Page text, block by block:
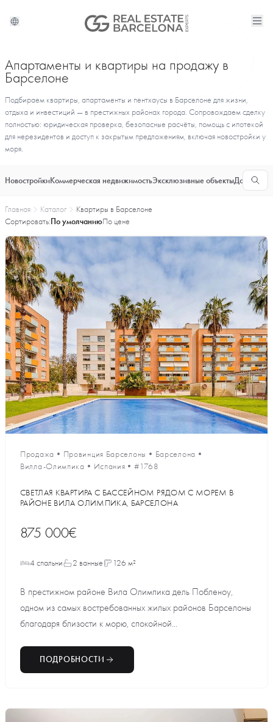
Апартаменты и квартиры на продажу в
Барселоне
Подбираем квартиры, апартаменты и пентхаусы в Барселоне для жизни,
отдыха и инвестиций — в престижных районах города. Сопровождаем сделку
полностью: юридическая проверка, безопасные расчёты, помощь с ипотекой
для нерезидентов и доступ к закрытым предложениям, включая новостройки у
моря.
НовостройкиКоммерческая недвижимостьЭксклюзивные объекты
Главная Каталог
Квартиры в Барселоне
Сортировать:По умолчаниюПо цене
Продажа • Провинция Барселоны • Барселона •
Вилла-Олимпика • Испания •#1768
СВЕТЛАЯ КВАРТИРА С БАССЕЙНОМ РЯДОМ С МОРЕМ В
РАЙОНЕ ВИЛА ОЛИМПИКА, БАРСЕЛОНА
875 000€
4 спальни 2 ванные 126 м²
В престижном районе Вила Олимпика дель Побленоу,
одном из самых востребованных жилых районов Барселоны
благодаря близости к морю, спокойной...
ПОДРОБНОСТИ